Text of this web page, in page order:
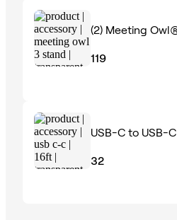
(2) Meeting
119
USB-C to USB-
32